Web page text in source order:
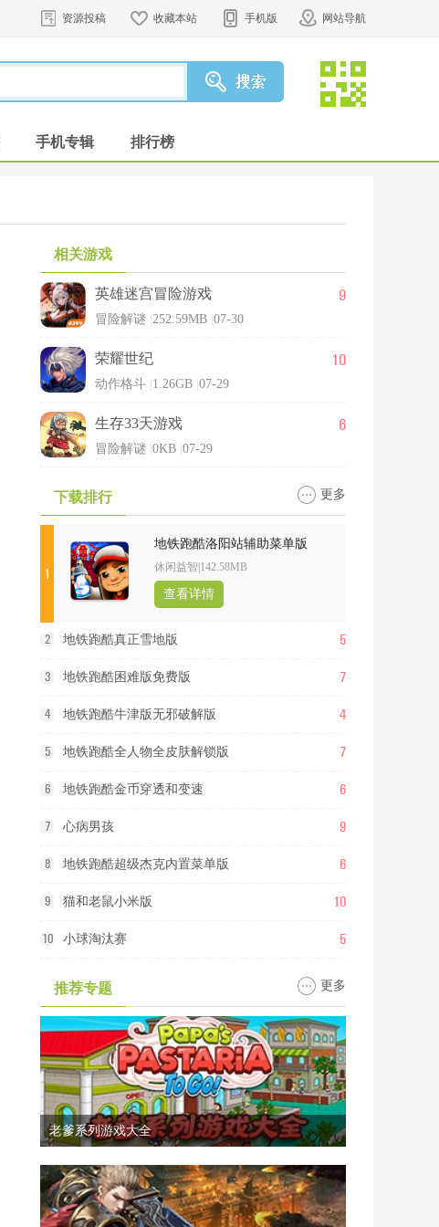
资源投稿 收藏本站 手机版 网站导航
手机专辑 排行榜
相关游戏
英雄迷宫冒险游戏
冒险解谜 252.59MB 07-30
9
荣耀世纪
动作格斗 1.26GB 07-29
10
生存33天游戏
冒险解谜 0KB 07-29
6
下载排行 更多
1
地铁跑酷洛阳站辅助菜单版
休闲益智 142.58MB
查看详情
2 地铁跑酷真正雪地版 5
3 地铁跑酷困难版免费版 7
4 地铁跑酷牛津版无邪破解版 4
5 地铁跑酷全人物全皮肤解锁版 7
6 地铁跑酷金币穿透和变速 6
7 心病男孩 9
8 地铁跑酷超级杰克内置菜单版 6
9 猫和老鼠小米版 10
10 小球淘汰赛 5
推荐专题 更多
老爹系列游戏大全